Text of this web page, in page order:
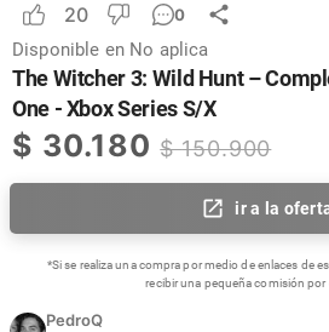
20 0
Disponible en No aplica
The Witcher 3: Wild Hunt –
One - Xbox Series S/X
$ 30.180 $150.900
ir a la
*Si se realiza una compra por medio de enlaces de
recibir una pequeña comisión por
PedroQ